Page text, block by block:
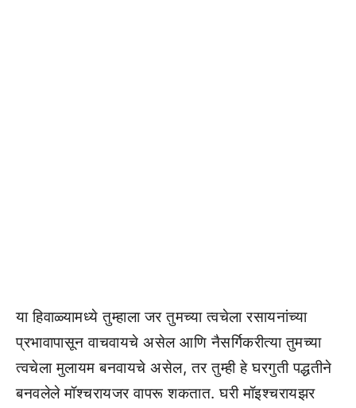
या हिवाळ्यामध्ये तुम्हाला जर तुमच्या त्वचेला रसायनांच्या
प्रभावापासून वाचवायचे असेल आणि नैसर्गिकरीत्या तुमच्या
त्वचेला मुलायम बनवायचे असेल, तर तुम्ही हे घरगुती पद्धतीने
बनवलेले मॉश्चरायजर वापरू शकतात. घरी मॉइश्चरायझर